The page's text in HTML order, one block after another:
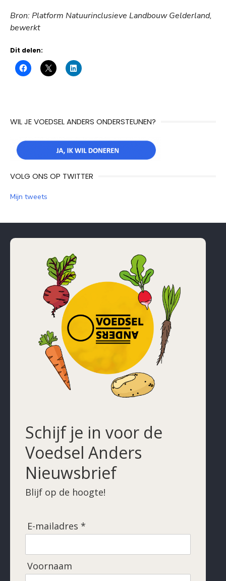
Bron: Platform Natuurinclusieve Landbouw Gelderland,
bewerkt
Dit delen:
WIL JE VOEDSEL ANDERS ONDERSTEUNEN?
VOLG ONS OP TWITTER
Mijn tweets
Schijf je in voor de
Voedsel Anders
Nieuwsbrief
Blijf op de hoogte!
E-mailadres *
Voornaam